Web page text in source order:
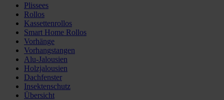
Plissees
Rollos
Kassettenrollos
Smart Home Rollos
Vorhänge
Vorhangstangen
Alu-Jalousien
Holzjalousien
Dachfenster
Insektenschutz
Übersicht